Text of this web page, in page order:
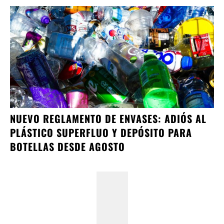
NUEVO REGLAMENTO DE ENVASES: ADIÓS AL
PLÁSTICO SUPERFLUO Y DEPÓSITO PARA
BOTELLAS DESDE AGOSTO